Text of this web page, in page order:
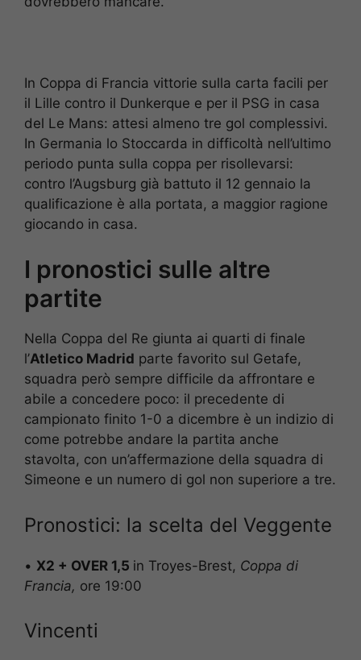
In Coppa di Francia vittorie sulla carta facili per
il Lille contro il Dunkerque e per il PSG in casa
del Le Mans: attesi almeno tre gol complessivi.
In Germania lo Stoccarda in difficoltà nell’ultimo
periodo punta sulla coppa per risollevarsi:
contro l’Augsburg già battuto il 12 gennaio la
qualificazione è alla portata, a maggior ragione
giocando in casa.
I pronostici sulle altre
partite
Nella Coppa del Re giunta ai quarti di finale
l’Atletico Madrid parte favorito sul Getafe,
squadra però sempre difficile da affrontare e
abile a concedere poco: il precedente di
campionato finito 1-0 a dicembre è un indizio di
come potrebbe andare la partita anche
stavolta, con un’affermazione della squadra di
Simeone e un numero di gol non superiore a tre.
Pronostici: la scelta del Veggente
• X2 + OVER 1,5 in Troyes-Brest, Coppa di
Francia, ore 19:00
Vincenti